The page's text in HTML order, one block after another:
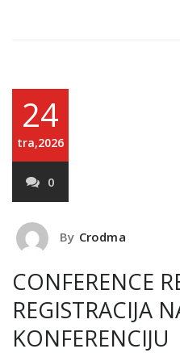
24
tra,2026
0
By Crodma
CONFERENCE
REGISTRACIJA
KONFERENCIJU